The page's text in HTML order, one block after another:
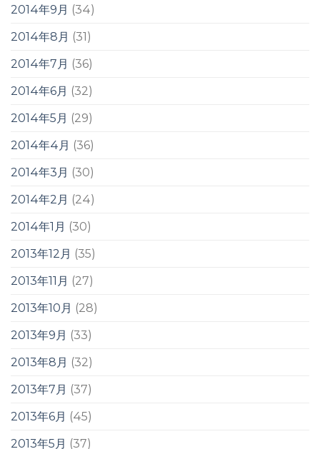
2014年9月 (34)
2014年8月 (31)
2014年7月 (36)
2014年6月 (32)
2014年5月 (29)
2014年4月 (36)
2014年3月 (30)
2014年2月 (24)
2014年1月 (30)
2013年12月 (35)
2013年11月 (27)
2013年10月 (28)
2013年9月 (33)
2013年8月 (32)
2013年7月 (37)
2013年6月 (45)
2013年5月 (37)